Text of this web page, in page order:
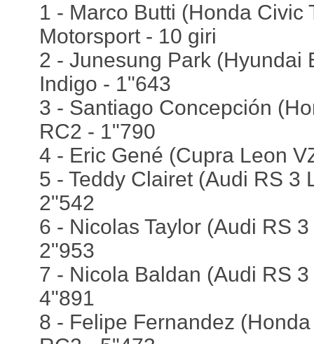
1 - Marco Butti (Honda Civic
Motorsport - 10 giri
2 - Junesung Park (Hyundai
Indigo - 1"643
3 - Santiago Concepción
RC2 - 1"790
4 - Eric Gené (Cupra Leon
5 - Teddy Clairet (Audi RS 3
2"542
6 - Nicolas Taylor (Audi RS
2"953
7 - Nicola Baldan (Audi RS
4"891
8 - Felipe Fernandez